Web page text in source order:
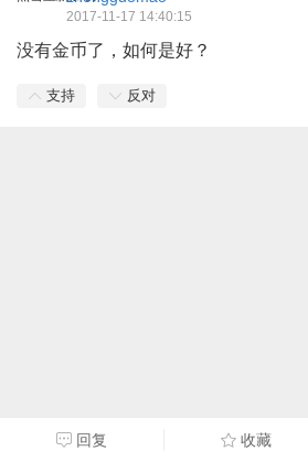
2017-11-17 14:40:15
没有金币了，如何是好？
支持 反对
回复 收藏